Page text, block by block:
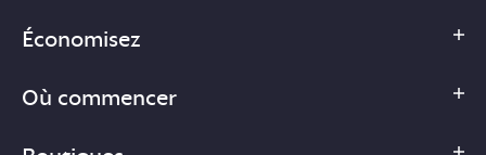
Économisez
Où commencer